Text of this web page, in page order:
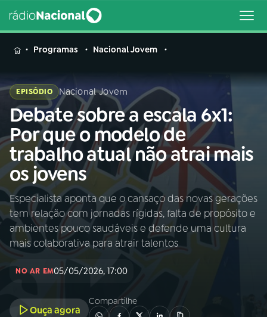
MENU
Buscar
na
Rádio
Nacional
Buscar
AO VIVO
01INÍCIO
PROGRAMAÇÃO
Programas Nacional Jovem
EPISÓDIO Nacional Jovem
Debate sobre a escala 6x1:
Por que o modelo de
trabalho atual não atrai mais
os jovens
Especialista aponta que o cansaço das novas gerações
tem relação com jornadas rígidas, falta de propósito e
ambientes pouco saudáveis e defende uma cultura
mais colaborativa para atrair talentos
NO AR EM05/05/2026, 17:00
Ouça agora
Compartilhe